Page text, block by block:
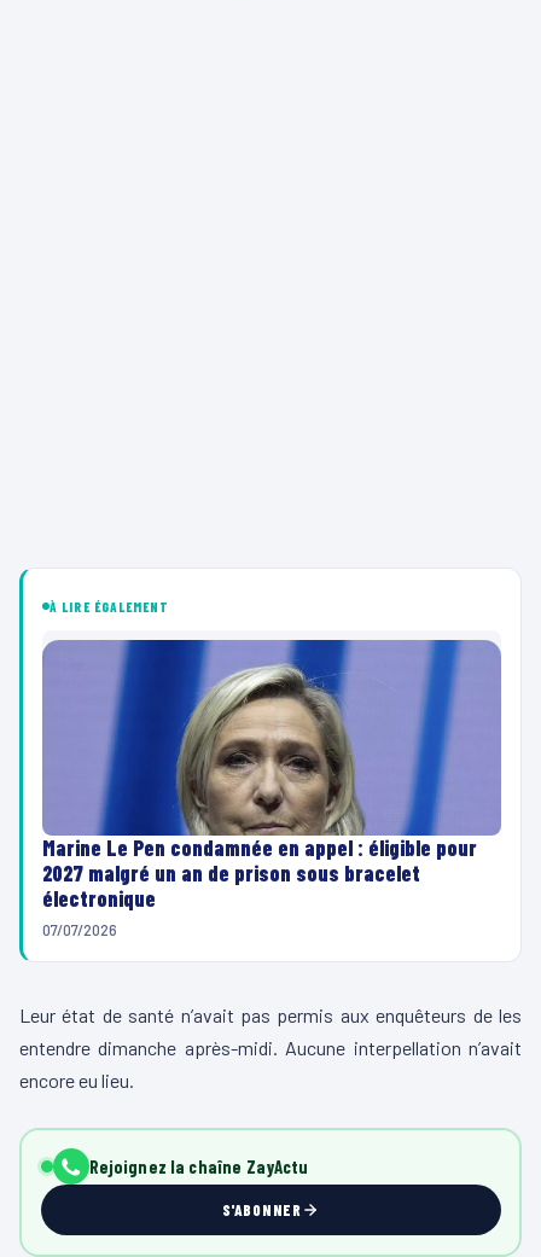
À LIRE ÉGALEMENT
Marine Le Pen condamnée en appel : éligible pour
2027 malgré un an de prison sous bracelet
électronique
07/07/2026
Leur état de santé n’avait pas permis aux enquêteurs de les
entendre dimanche après-midi. Aucune interpellation n’avait
encore eu lieu.
Rejoignez la chaîne ZayActu
S'ABONNER